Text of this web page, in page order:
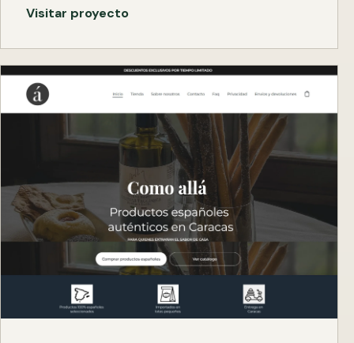
Visitar proyecto